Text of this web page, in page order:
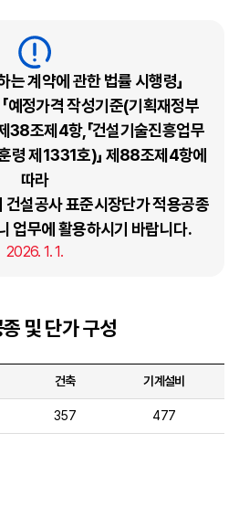
는 계약에 관한 법률 시행령」
예정가격 작성기준(기획재정부
38조제4항,「건설기술진흥업무
령 제1331호)」 제88조제4항에
따라
설공사 표준시장단가 적용공종
업무에 활용하시기 바랍니다.
2026. 1. 1.
및 단가 구성
건축 기계설비
357 477